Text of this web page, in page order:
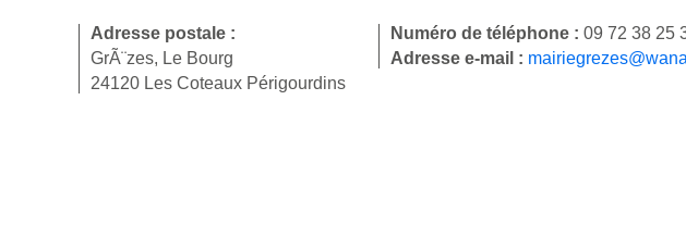
Adresse postale :
GrÃ¨zes, Le Bourg
24120 Les Coteaux Périgourdins
Numéro de téléphone : 09 72 38 25
Adresse e-mail :